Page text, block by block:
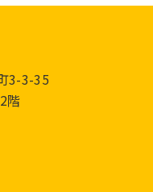
3-3-35
階